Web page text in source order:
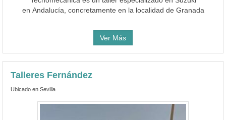
en Andalucía, concretamente en la localidad de Granada
Ver Más
Talleres Fernández
Ubicado en Sevilla